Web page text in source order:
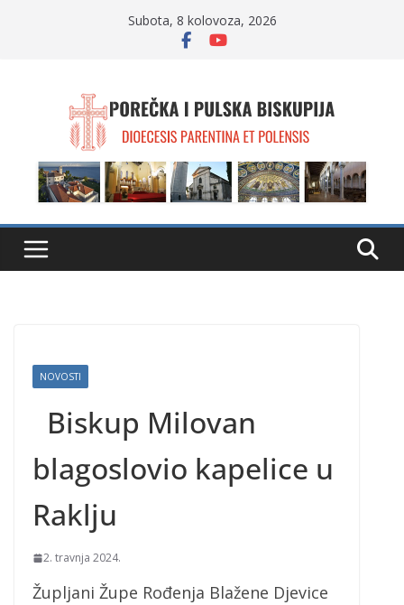
Subota, 8 kolovoza, 2026
NOVOSTI
Biskup Milovan
blagoslovio kapelice u
Raklju
2. travnja 2024.
Župljani Župe Rođenja Blažene Djevice